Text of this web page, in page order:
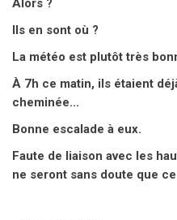
Alors ?
Ils en sont où ?
La météo est plutôt très
À 7h ce matin, ils étaient
cheminée...
Bonne escalade à eux.
Faute de liaison avec les
ne seront sans doute que